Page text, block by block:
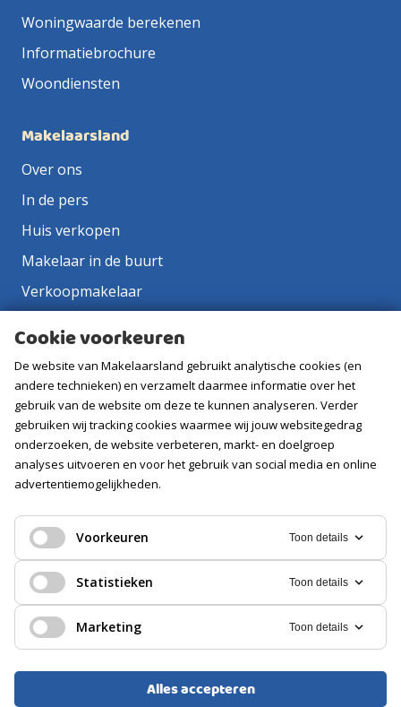
Woningwaarde berekenen
Informatiebrochure
Woondiensten
Makelaarsland
Over ons
In de pers
Huis verkopen
Makelaar in de buurt
Verkoopmakelaar
Vacatures
Volg ons
Cookie voorkeuren
De website van Makelaarsland gebruikt analytische cookies (en
andere technieken) en verzamelt daarmee informatie over het
gebruik van de website om deze te kunnen analyseren. Verder
gebruiken wij tracking cookies waarmee wij jouw websitegedrag
onderzoeken, de website verbeteren, markt- en doelgroep
analyses uitvoeren en voor het gebruik van social media en online
advertentiemogelijkheden.
Voorkeuren Toon details
Statistieken Toon details
Marketing Toon details
Alles accepteren